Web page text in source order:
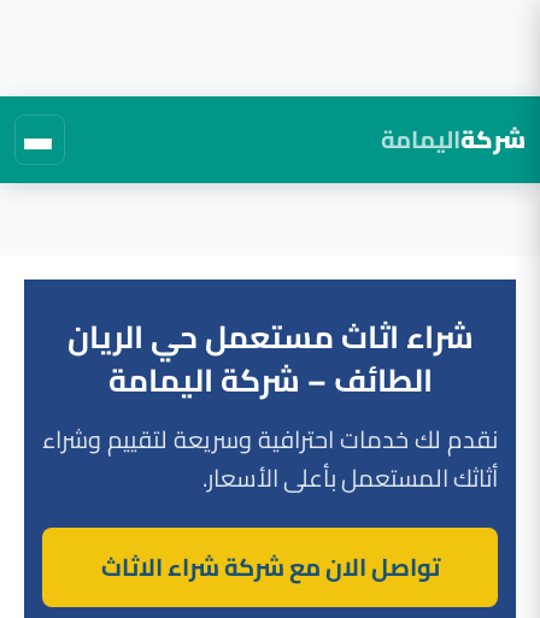
شركةاليمامة
شراء اثاث مستعمل حي الريان
الطائف – شركة اليمامة
نقدم لك خدمات احترافية وسريعة لتقييم وشراء
أثاثك المستعمل بأعلى الأسعار.
تواصل الان مع شركة شراء الاثاث